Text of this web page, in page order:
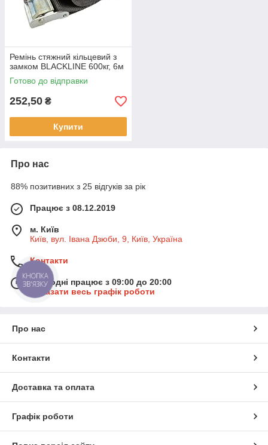
Ремінь стяжний кільцевий з
замком BLACKLINE 600кг, 6м
Готово до відправки
252,50 ₴
Купити
Про нас
88% позитивних з 25 відгуків за рік
Працює з 08.12.2019
м. Київ
Київ, вул. Івана Дзюби, 9, Київ, Україна
Контакти
Сьогодні працює з 09:00 до 20:00
Показати весь графік роботи
Про нас
Контакти
Доставка та оплата
Графік роботи
КНОПКА
ЗВ'ЯЗКУ